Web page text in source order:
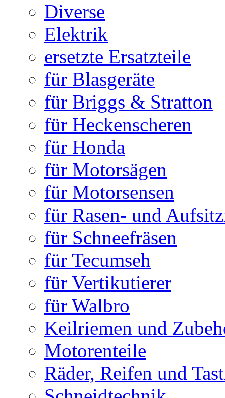
Diverse
Elektrik
ersetzte Ersatzteile
für Blasgeräte
für Briggs & Stratton
für Heckenscheren
für Honda
für Motorsägen
für Motorsensen
für Rasen- und
für Schneefräsen
für Tecumseh
für Vertikutierer
für Walbro
Keilriemen und
Motorenteile
Räder, Reifen und